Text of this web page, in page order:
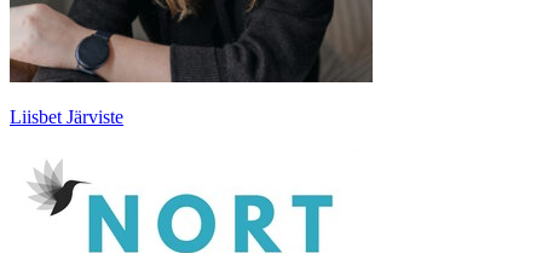
Liisbet Järviste